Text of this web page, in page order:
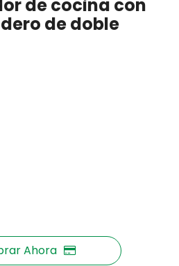
de cocina con
de doble
Ahora